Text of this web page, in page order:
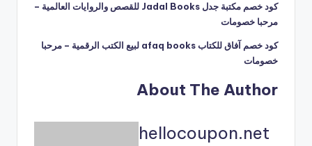
كود خصم مكتبة جدل Jadal Books للقصص والروايات العالمية –
مرحبا خصومات
كود خصم آفاق للكتاب afaq books لبيع الكتب الرقمية – مرحبا
خصومات
About The Author
hellocoupon.net